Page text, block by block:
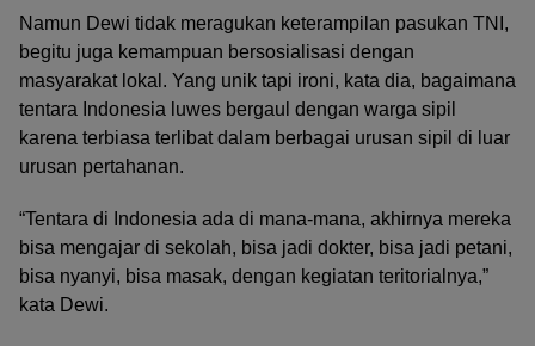
Namun Dewi tidak meragukan keterampilan pasukan TNI,
begitu juga kemampuan bersosialisasi dengan
masyarakat lokal. Yang unik tapi ironi, kata dia, bagaimana
tentara Indonesia luwes bergaul dengan warga sipil
karena terbiasa terlibat dalam berbagai urusan sipil di luar
urusan pertahanan.
“Tentara di Indonesia ada di mana-mana, akhirnya mereka
bisa mengajar di sekolah, bisa jadi dokter, bisa jadi petani,
bisa nyanyi, bisa masak, dengan kegiatan teritorialnya,”
kata Dewi.